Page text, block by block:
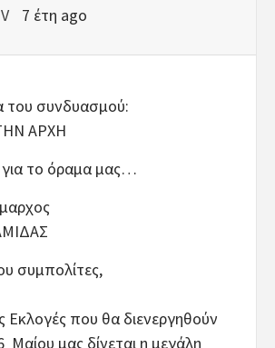
7 έτη ago
του συνδυασμού:
ΑΡΧΗ
για το όραμα μας…
συμπολίτες,
Εκλογές που θα διενεργηθούν
Μαίου μας δίνεται η μεγάλη